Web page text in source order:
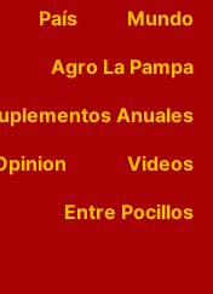
País
Mundo
Agro La Pampa
Anuales
Videos
Entre Pocillos